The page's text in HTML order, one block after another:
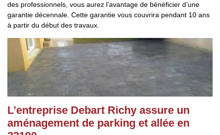
des professionnels, vous aurez l’avantage de bénéficier d’une
garantie décennale. Cette garantie vous couvrira pendant 10 ans
à partir du début des travaux.
L’entreprise Debart Richy assure un
aménagement de parking et allée en